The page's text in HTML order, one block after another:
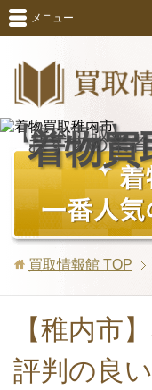
メニュー
【稚内市版】
着物買
おすすめ業
買取情報館 TOP
【稚内市
評判の良